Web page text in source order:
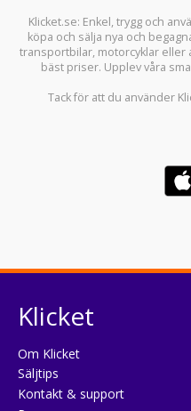
Klicket.se: Enkel, trygg och
köpa och sälja nya och
transportbilar, motorcyklar eller
bäst priser. Upplev våra
Tack för att du använder
Klicket
Om Klicket
Säljtips
Kontakt & support